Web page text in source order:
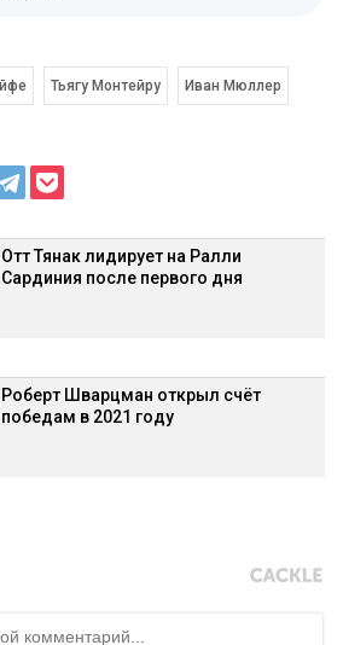
Тьягу Монтейру Иван Мюллер
Отт Тянак лидирует на Ралли
Сардиния после первого дня
Роберт Шварцман открыл счёт
победам в 2021 году